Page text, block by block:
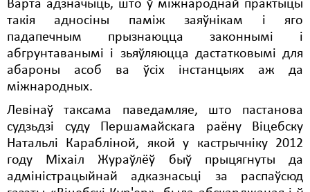
Варта адзначыць, што ў міжнароднай практыцы
такія адносіны паміж заяўнікам і яго
падапечным прызнаюцца законнымі і
абгрунтаванымі і зьяўляюцца дастатковымі для
абароны асоб ва ўсіх інстанцыях аж да
міжнародных.
Левінаў таксама паведамляе, што пастанова
судзьдзі суду Першамайскага раёну Віцебску
Натальлі Карабліной, якой у кастрычніку 2012
году Міхаіл Жураўлёў быў прыцягнуты да
адміністрацыйнай адказнасьці за распаўсюд